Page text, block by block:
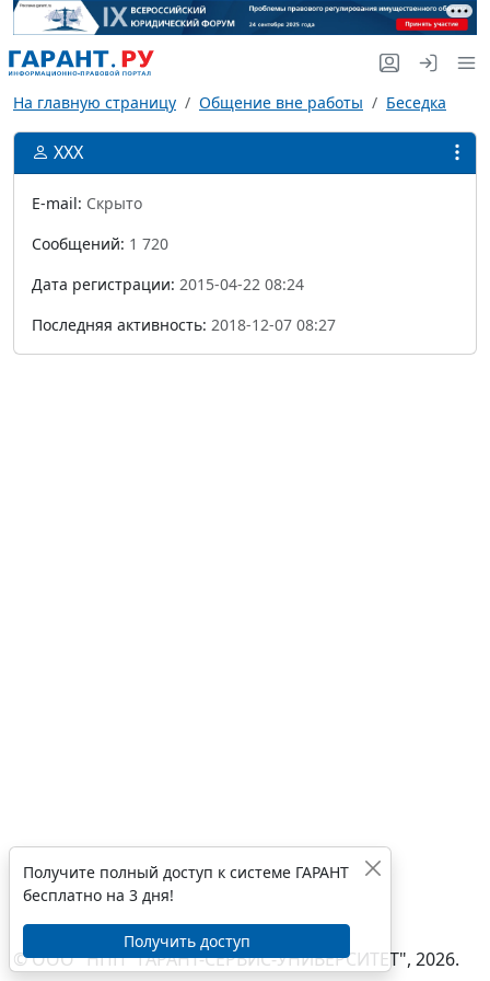
На главную страницу Общение вне работы Беседка
ХХХ
E-mail: Скрыто
Сообщений: 1 720
Дата регистрации: 2015-04-22 08:24
Последняя активность: 2018-12-07 08:27
© ООО "НПП "ГАРАНТ-СЕРВИС-УНИВЕРСИТЕТ", 2026.
Получите полный доступ к системе ГАРАНТ
бесплатно на 3 дня!
Получить доступ